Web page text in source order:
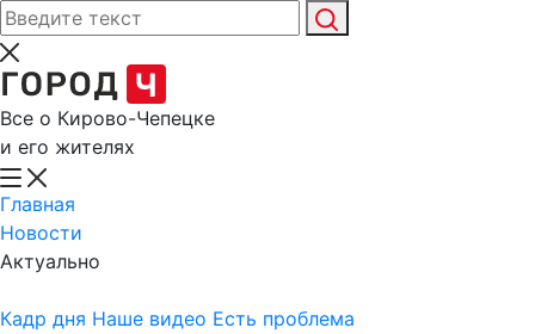
Все о Кирово-Чепецке
и его жителях
Главная
Новости
Актуально
Кадр дня Наше видео Есть проблема